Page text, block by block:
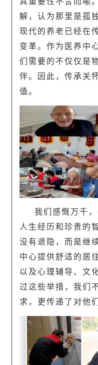
解，认为那里是孤
现代的养老已经在
变革。作为医养中
们需要的不仅仅是
伴。因此，传承关
值。
我们感慨万千
人生经历和珍贵的
没有退隐，而是继
中心提供舒适的居
以及心理辅导、文
过这些举措，我们
求，更传递了对他